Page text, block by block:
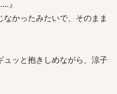
』
かったみたいで、そのまま
ッと抱きしめながら、涼子